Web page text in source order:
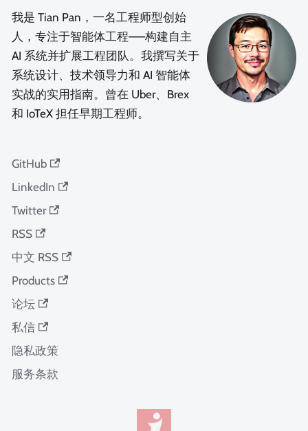
我是 Tian Pan，一名工程师型创始
人，专注于智能体工程——构建自主
AI 系统并扩展工程团队。我撰写关于
系统设计、技术领导力和 AI 智能体
实战的实用指南。曾在 Uber、Brex
和 IoTeX 担任早期工程师。
GitHub
LinkedIn
Twitter
RSS
中文 RSS
Products
论坛
私信
隐私政策
服务条款